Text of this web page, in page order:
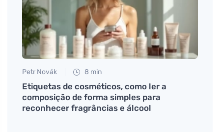
Petr Novák 8 min
Etiquetas de cosméticos, como ler a
composição de forma simples para
reconhecer fragrâncias e álcool